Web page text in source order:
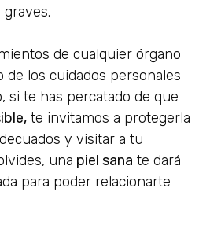
de cualquier órgano
los cuidados personales
si te has percatado de que
te invitamos a protegerla
y visitar a tu
una piel sana te dará
para poder relacionarte